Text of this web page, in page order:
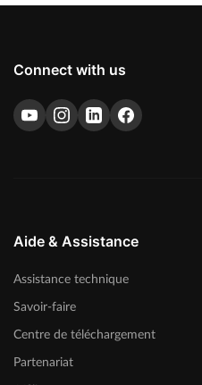
Connect with us
Aide & Assistance
Assistance technique
Savoir-faire
Centre de téléchargement
Partenariat